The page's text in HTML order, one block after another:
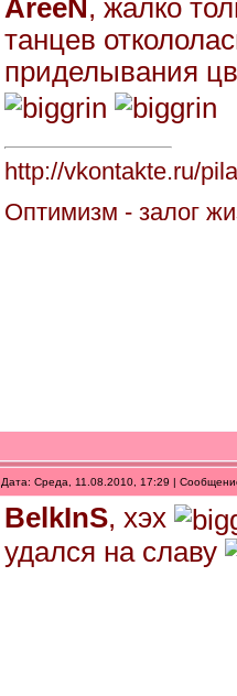
AreeN , жалко
танцев
приделывания
http://vkontakte.ru/
Оптимизм - залог
Дата: Среда, 11.08.2010, 17:29 |
BelkInS, хэх
удался на славу